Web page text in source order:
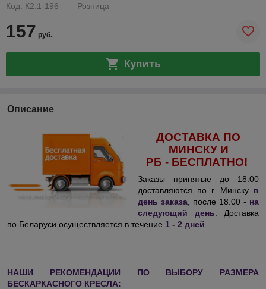
Код: К2.1-196
Розница
157 руб.
Купить
Описание
ДОСТАВКА ПО
МИНСКУ И
РБ - БЕСПЛАТНО!
Заказы принятые до 18.00
доставляются по г. Минску в
день заказа , после 18.00 - на
следующий день . Доставка
по Беларуси осуществляется в течение 1 - 2 дней
НАШИ РЕКОМЕНДАЦИИ ПО ВЫБОРУ РАЗМЕРА
БЕСКАРКАСНОГО КРЕСЛА: